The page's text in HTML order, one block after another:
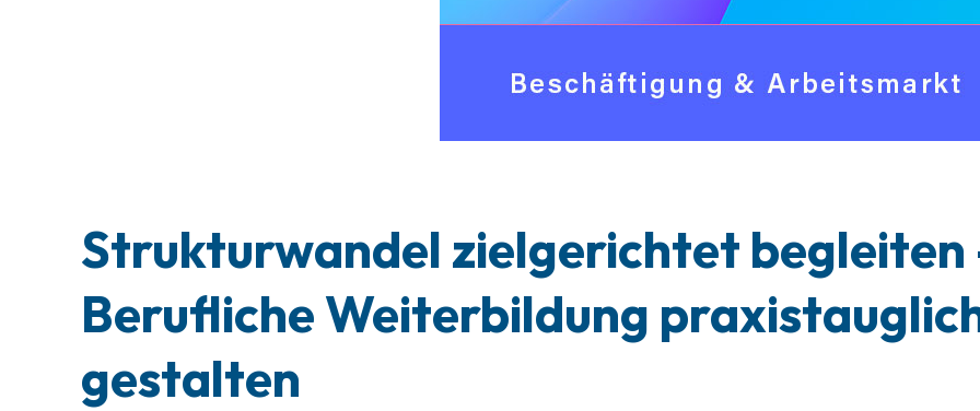
Strukturwandel zielgerichtet begleiten
Berufliche Weiterbildung
gestalten